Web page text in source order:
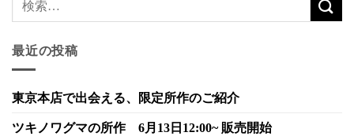
最近の投稿
東京本店で出会える、限定所作のご紹介
ツキノワグマの所作 6月13日12:00~ 販売開始